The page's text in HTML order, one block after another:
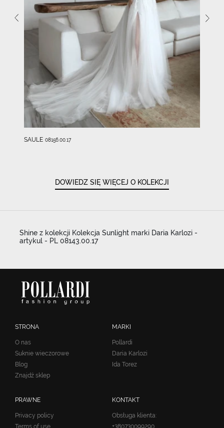
SAULE 08156.00.17
DOWIEDZ SIĘ WIĘCEJ O KOLEKCJI
Shine z kolekcji Kolekcja Sunlight marki Daria Karlozi -
artykul - PL 08143.00.17
STRONA
O nas
Suknie wieczorowe
Blog
Znajdź sklep
MARKI
Pollardi
Daria Karlozi
Ida Torez
PRAWNE
Privacy policy
Terms of use
KONTAKT
Obsługa klienta:
+380730099290